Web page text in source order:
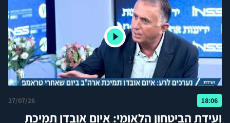
18:06
27/07/26
ועידת הביטחון הלאומי: איום אובדן תמיכת